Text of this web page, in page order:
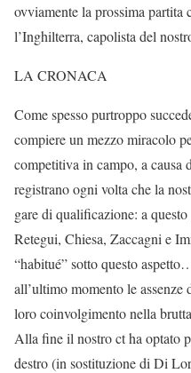
ovviamente la prossima partita
l’Inghilterra, capolista del
LA CRONACA
Come spesso purtroppo
compiere un mezzo miracolo
competitiva in campo, a causa
registrano ogni volta che la
gare di qualificazione: a
Retegui, Chiesa, Zaccagni e
“habitué” sotto questo
all’ultimo momento le
loro coinvolgimento nella
Alla fine il nostro ct ha optato
destro (in sostituzione di Di